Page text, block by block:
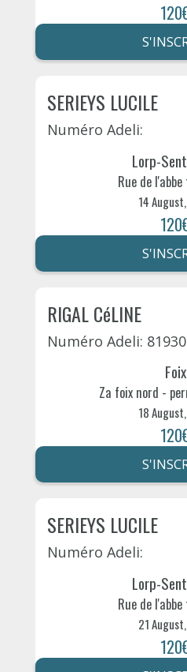
SERIEYS LUCILE
Numéro Adeli:
Lorp-
Rue de
14
RIGAL CéLINE
Numéro Adeli:
Foix
Za foix nord -
18
SERIEYS LUCILE
Numéro Adeli:
Lorp-
Rue de
21